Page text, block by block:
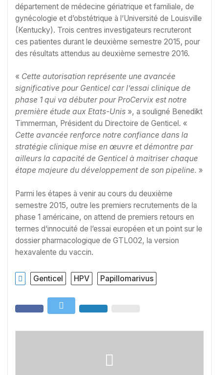
département de médecine gériatrique et familiale, de
gynécologie et d’obstétrique à l’Université de Louisville
(Kentucky). Trois centres investigateurs recruteront
ces patientes durant le deuxième semestre 2015, pour
des résultats attendus au deuxième semestre 2016.
« Cette autorisation représente une avancée
significative pour Genticel car l’essai clinique de
phase 1 qui va débuter pour ProCervix est notre
première étude aux Etats-Unis », a souligné Benedikt
Timmerman, Président du Directoire de Genticel. «
Cette avancée renforce notre confiance dans la
stratégie clinique mise en œuvre et démontre par
ailleurs la capacité de Genticel à maitriser chaque
étape majeure du développement de son pipeline. »
Parmi les étapes à venir au cours du deuxième
semestre 2015, outre les premiers recrutements de la
phase 1 américaine, on attend de premiers retours en
termes d’innocuité de l’essai européen et un point sur le
dossier pharmacologique de GTL002, la version
hexavalente du vaccin.
Genticel HPV Papillomarivus